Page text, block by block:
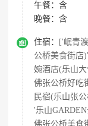
午餐： 含
晚餐： 含
 住宿：
['岷青
公桥美食街店
婉酒店(乐山
佛张公桥好吃
民宿(乐山张
'乐山
佛张公桥美食